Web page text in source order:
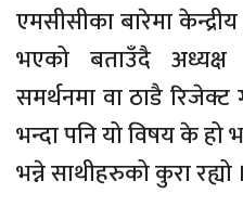
एमसीसीका बारेमा
भएको बताउँदै अध्यक्ष
समर्थनमा वा ठाडै रिजेक्ट
भन्दा पनि यो विषय के हो
भन्ने साथीहरुको कुरा रह्यो